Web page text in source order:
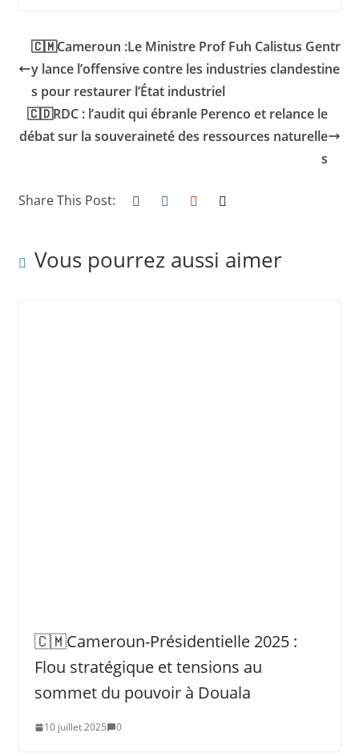
🇨🇲Cameroun :Le Ministre Prof Fuh Calistus Gentr
y lance l’offensive contre les industries clandestine
s pour restaurer l’État industriel
🇨🇩RDC : l’audit qui ébranle Perenco et relance le
débat sur la souveraineté des ressources naturelle
s
Share This Post:
Vous pourrez aussi aimer
🇨🇲Cameroun-Présidentielle 2025 :
Flou stratégique et tensions au
sommet du pouvoir à Douala
10 juillet 2025 0